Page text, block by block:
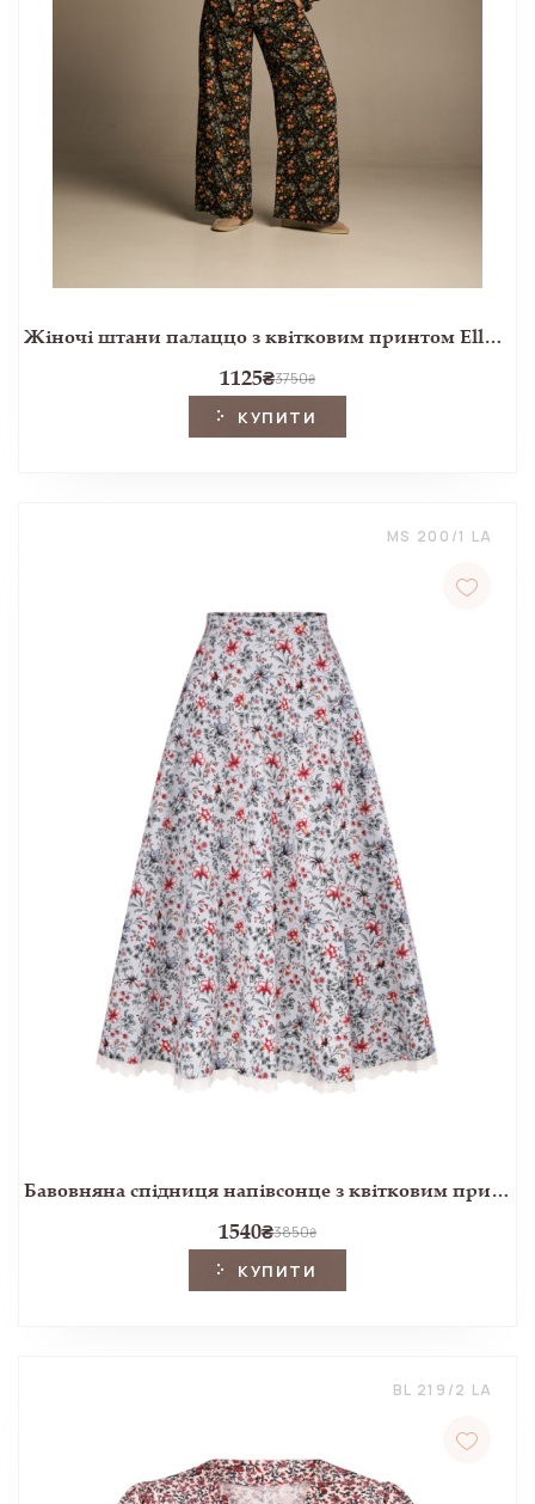
Жіночі штани палаццо з квітковим принтом Ellerby black
1125₴3750₴
КУПИТИ
MS 200/1 LA
Бавовняна спідниця напівсонце з квітковим принтом Indienne і мереживом
1540₴3850₴
КУПИТИ
BL 219/2 LA